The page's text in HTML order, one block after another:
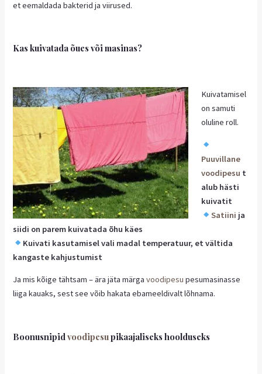
et eemaldada bakterid ja viirused.
Kas kuivatada õues või masinas?
Kuivatamisel
on samuti
oluline roll.
Puuvillane
voodipesu t
alub hästi
kuivatit
Satiini ja
siidi on parem kuivatada õhu käes
Kuivati kasutamisel vali madal temperatuur, et vältida
kangaste kahjustumist
Ja mis kõige tähtsam – ära jäta märgavoodipesu pesumasinasse
liiga kauaks, sest see võib hakata ebameeldivalt lõhnama.
Boonusnipidvoodipesupikaajaliseks hoolduseks